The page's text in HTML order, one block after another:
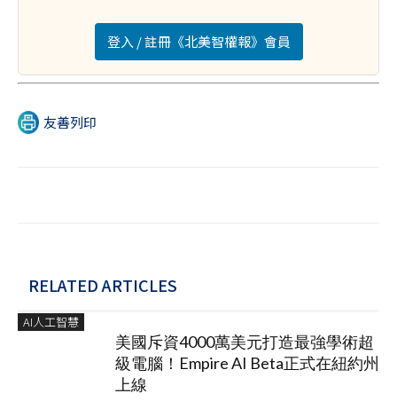
登入 / 註冊《北美智權報》會員
友善列印
RELATED ARTICLES
AI人工智慧
美國斥資4000萬美元打造最強學術超
級電腦！Empire AI Beta正式在紐約州
上線